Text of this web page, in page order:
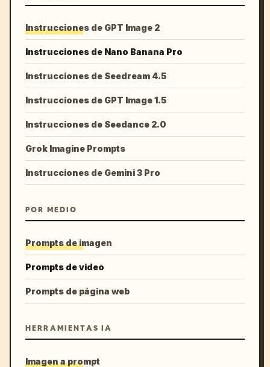
Instrucciones de GPT Image 2
Instrucciones de Nano Banana Pro
Instrucciones de Seedream 4.5
Instrucciones de GPT Image 1.5
Instrucciones de Seedance 2.0
Grok Imagine Prompts
Instrucciones de Gemini 3 Pro
POR MEDIO
Prompts de imagen
Prompts de video
Prompts de página web
HERRAMIENTAS IA
Imagen a prompt